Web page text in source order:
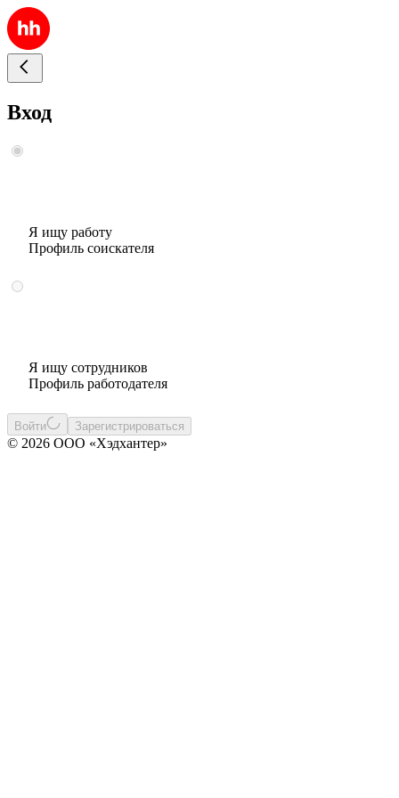
Вход
Я ищу работу
Профиль соискателя
Я ищу сотрудников
Профиль работодателя
Войти Зарегистрироваться
© 2026 ООО «Хэдхантер»